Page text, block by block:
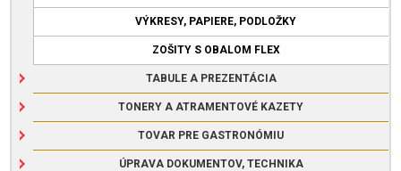
VÝKRESY, PAPIERE, PODLOŽKY
ZOŠITY S OBALOM FLEX
TABULE A PREZENTÁCIA
TONERY A ATRAMENTOVÉ KAZETY
TOVAR PRE GASTRONÓMIU
ÚPRAVA DOKUMENTOV, TECHNIKA